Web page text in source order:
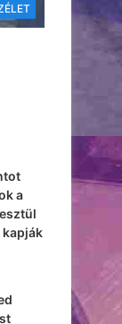
a
kapják